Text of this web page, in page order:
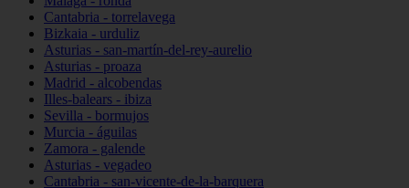
Cantabria - torrelavega
Bizkaia - urduliz
Asturias - san-martín-del-rey-aurelio
Asturias - proaza
Madrid - alcobendas
Illes-balears - ibiza
Sevilla - bormujos
Murcia - águilas
Zamora - galende
Asturias - vegadeo
Cantabria - san-vicente-de-la-barquera